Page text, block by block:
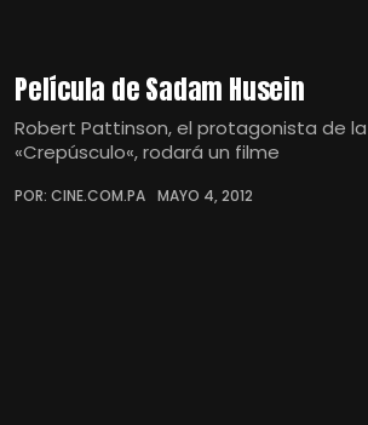
Película de Sadam Husein
Robert Pattinson, el protagonista de
«Crepúsculo«, rodará un filme
POR: CINE.COM.PA MAYO 4, 2012